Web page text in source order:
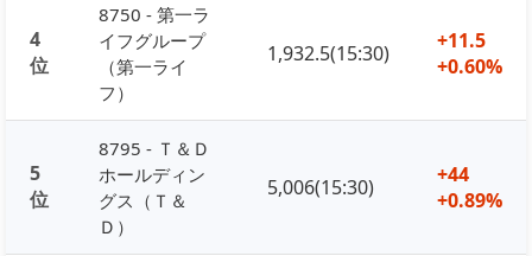
4
位
8750 - 第一ラ
イフグループ
（第一ライ
フ）
1,932.5(15:30)
+11.5
+0.60%
5
位
8795 - Ｔ＆Ｄ
ホールディン
グス（Ｔ＆
Ｄ）
5,006(15:30)
+44
+0.89%